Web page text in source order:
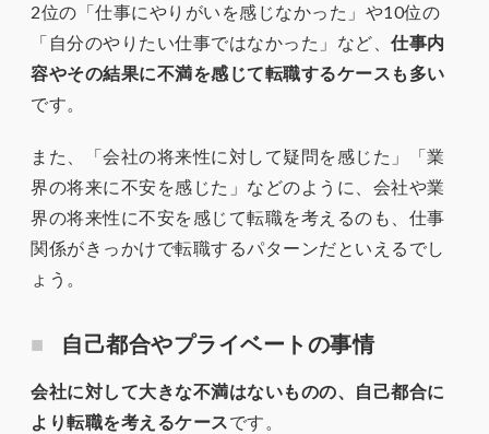
2位の「仕事にやりがいを感じなかった」や10位の
「自分のやりたい仕事ではなかった」など、 仕事内
容やその結果に不満を感じて転職するケースも多い
です。
また、「会社の将来性に対して疑問を感じた」「業
界の将来に不安を感じた」などのように、会社や業
界の将来性に不安を感じて転職を考えるのも、仕事
関係がきっかけで転職するパターンだといえるでし
ょう。
自己都合やプライベートの事情
会社に対して大きな不満はないものの、自己都合に
より転職を考えるケースです。